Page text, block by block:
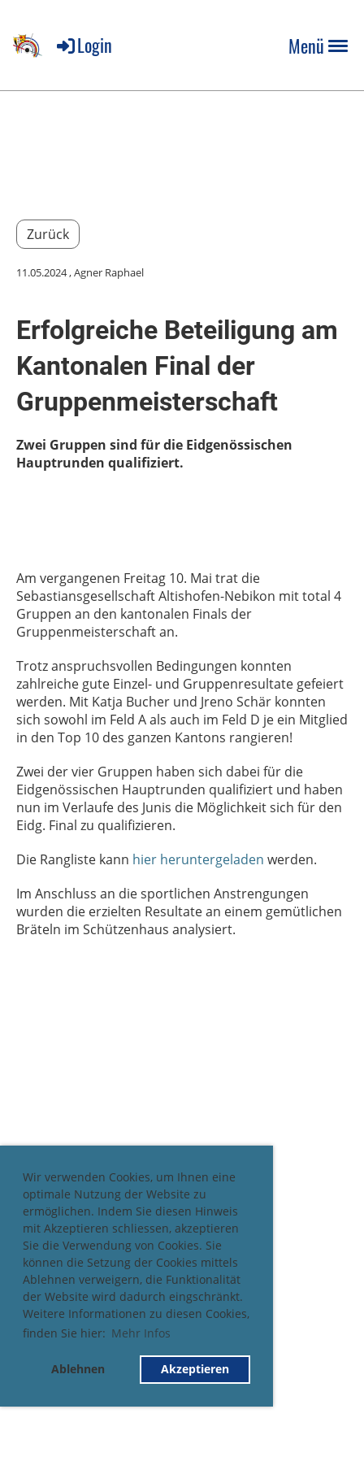
Wir verwenden Cookies, um Ihnen eine
optimale Nutzung der Website zu
ermöglichen. Indem Sie diesen Hinweis
mit Akzeptieren schliessen, akzeptieren
Sie die Verwendung von Cookies. Sie
können die Setzung der Cookies mittels
Ablehnen verweigern, die Funktionalität
der Website wird dadurch eingschränkt.
Weitere Informationen zu diesen Cookies,
finden Sie hier: Mehr Infos
Ablehnen Akzeptieren
Menü
Login
Zurück
11.05.2024, Agner Raphael
Erfolgreiche Beteiligung am
Kantonalen Final der
Gruppenmeisterschaft
Zwei Gruppen sind für die Eidgenössischen
Hauptrunden qualifiziert.
Am vergangenen Freitag 10. Mai trat die
Sebastiansgesellschaft Altishofen-Nebikon mit total 4
Gruppen an den kantonalen Finals der
Gruppenmeisterschaft an.
Trotz anspruchsvollen Bedingungen konnten
zahlreiche gute Einzel- und Gruppenresultate gefeiert
werden. Mit Katja Bucher und Jreno Schär konnten
sich sowohl im Feld A als auch im Feld D je ein Mitglied
in den Top 10 des ganzen Kantons rangieren!
Zwei der vier Gruppen haben sich dabei für die
Eidgenössischen Hauptrunden qualifiziert und haben
nun im Verlaufe des Junis die Möglichkeit sich für den
Eidg. Final zu qualifizieren.
Die Rangliste kann hier heruntergeladen werden.
Im Anschluss an die sportlichen Anstrengungen
wurden die erzielten Resultate an einem gemütlichen
Bräteln im Schützenhaus analysiert.